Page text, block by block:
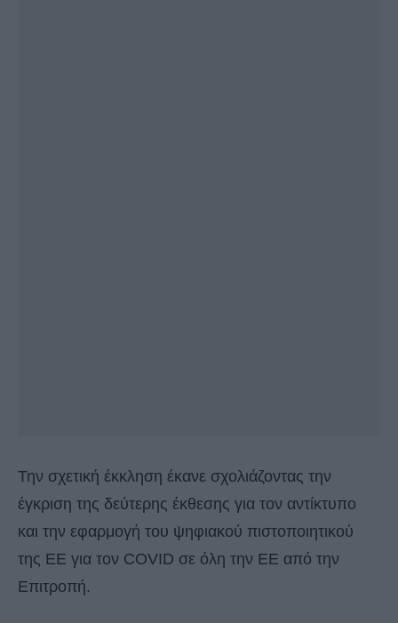
Την σχετική έκκληση έκανε σχολιάζοντας την
έγκριση της δεύτερης έκθεσης για τον αντίκτυπο
και την εφαρμογή του ψηφιακού πιστοποιητικού
της ΕΕ για τον COVID σε όλη την ΕΕ από την
Επιτροπή.